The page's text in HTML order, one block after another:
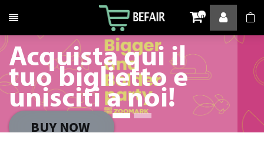
Attiva / disattiva la navigazione 0
Acquista qui il
tuo biglietto e
unisciti a noi!
BUY NOW